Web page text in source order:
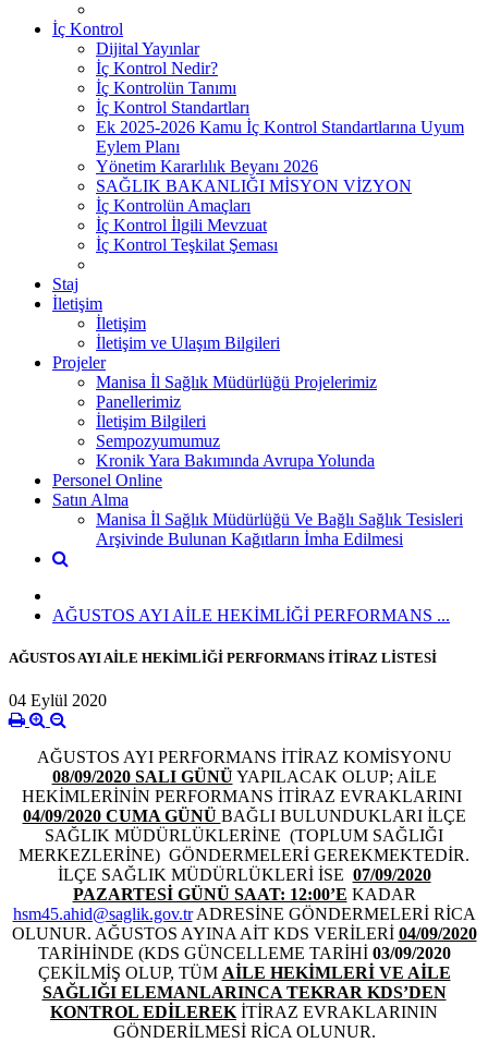
İç Kontrol
Dijital Yayınlar
İç Kontrol Nedir?
İç Kontrolün Tanımı
İç Kontrol Standartları
Ek 2025-2026 Kamu İç Kontrol Standartlarına Uyum
Eylem Planı
Yönetim Kararlılık Beyanı 2026
SAĞLIK BAKANLIĞI MİSYON VİZYON
İç Kontrolün Amaçları
İç Kontrol İlgili Mevzuat
İç Kontrol Teşkilat Şeması
Staj
İletişim
İletişim
İletişim ve Ulaşım Bilgileri
Projeler
Manisa İl Sağlık Müdürlüğü Projelerimiz
Panellerimiz
İletişim Bilgileri
Sempozyumumuz
Kronik Yara Bakımında Avrupa Yolunda
Personel Online
Satın Alma
Manisa İl Sağlık Müdürlüğü Ve Bağlı Sağlık Tesisleri
Arşivinde Bulunan Kağıtların İmha Edilmesi
AĞUSTOS AYI AİLE HEKİMLİĞİ PERFORMANS ...
AĞUSTOS AYI AİLE HEKİMLİĞİ PERFORMANS İTİRAZ LİSTESİ
04 Eylül 2020
AĞUSTOS AYI PERFORMANS İTİRAZ KOMİSYONU
08/09/2020 SALI GÜNÜ YAPILACAK OLUP; AİLE
HEKİMLERİNİN PERFORMANS İTİRAZ EVRAKLARINI
04/09/2020 CUMA GÜNÜ BAĞLI BULUNDUKLARI İLÇE
SAĞLIK MÜDÜRLÜKLERİNE (TOPLUM SAĞLIĞI
MERKEZLERİNE) GÖNDERMELERİ GEREKMEKTEDİR.
İLÇE SAĞLIK MÜDÜRLÜKLERİ İSE 07/09/2020
PAZARTESİ GÜNÜ SAAT: 12:00’E KADAR
hsm45.ahid@saglik.gov.trADRESİNE GÖNDERMELERİ RİCA
OLUNUR. AĞUSTOS AYINA AİT KDS VERİLERİ 04/09/2020
TARİHİNDE (KDS GÜNCELLEME TARİHİ 03/09/2020
ÇEKİLMİŞ OLUP, TÜM AİLE HEKİMLERİ VE AİLE
SAĞLIĞI ELEMANLARINCA TEKRAR KDS’DEN
KONTROL EDİLEREK İTİRAZ EVRAKLARININ
GÖNDERİLMESİ RİCA OLUNUR.